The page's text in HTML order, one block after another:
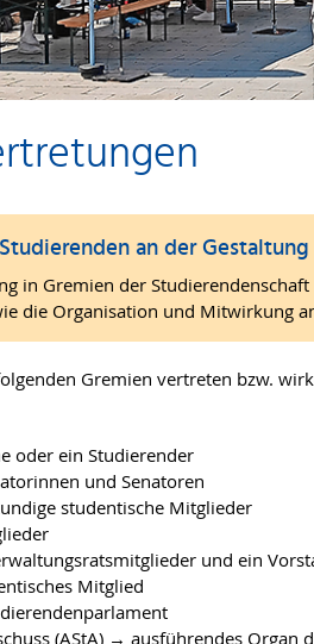
an der
in Gremien der
die Organisation und Mitwirkung
Gremien vertreten bzw.
oder ein Studierender
und Senatoren
studentische Mitglieder
und ein
Mitglied
(AStA) → ausführendes Organ